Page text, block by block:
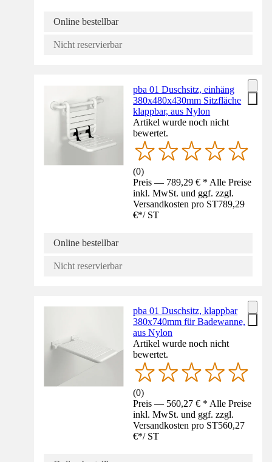
Online bestellbar
Nicht reservierbar
pba 01 Duschsitz, einhäng
380x480x430mm Sitzfläche
klappbar, aus Nylon
Artikel wurde noch nicht
bewertet.
(0)
Preis — 789,29 € * Alle Preise
inkl. MwSt. und ggf. zzgl.
Versandkosten pro ST789,29
€*/ ST
Online bestellbar
Nicht reservierbar
pba 01 Duschsitz, klappbar
380x740mm für Badewanne,
aus Nylon
Artikel wurde noch nicht
bewertet.
(0)
Preis — 560,27 € * Alle Preise
inkl. MwSt. und ggf. zzgl.
Versandkosten pro ST560,27
€*/ ST